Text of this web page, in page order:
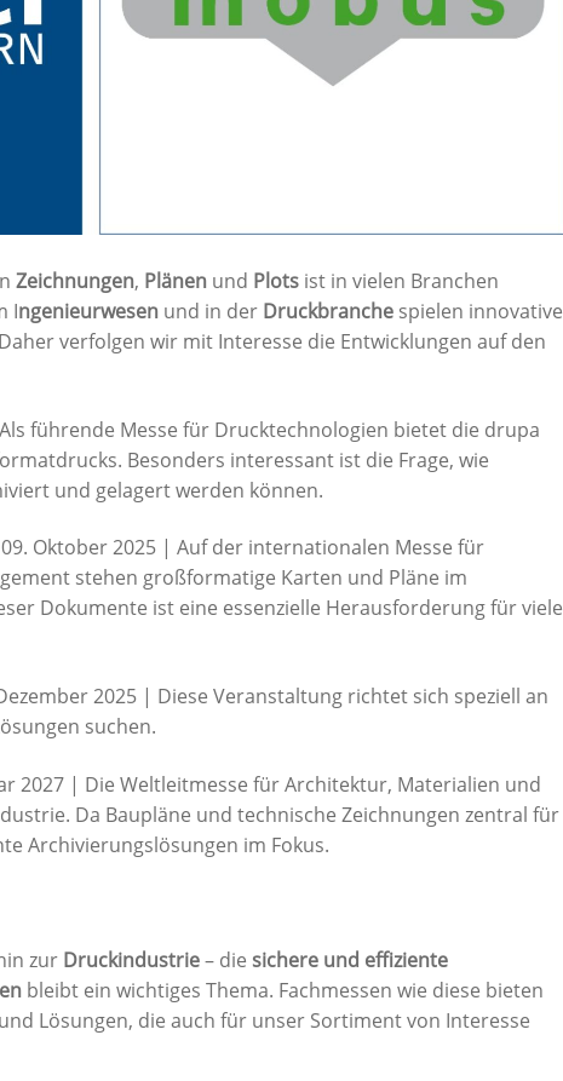
Zeichnungen, Plänen und Plots ist in vielen Branchen
Ingenieurwesen und in der Druckbranche spielen innovative
verfolgen wir mit Interesse die Entwicklungen auf den
führende Messe für Drucktechnologien bietet die drupa
Besonders interessant ist die Frage, wie
und gelagert werden können.
Oktober 2025 | Auf der internationalen Messe für
stehen großformatige Karten und Pläne im
Dokumente ist eine essenzielle Herausforderung für viele
2025 | Diese Veranstaltung richtet sich speziell an
suchen.
2027 | Die Weltleitmesse für Architektur, Materialien und
Da Baupläne und technische Zeichnungen zentral für
Archivierungslösungen im Fokus.
zur Druckindustrie– die sichere und effiziente
bleibt ein wichtiges Thema. Fachmessen wie diese bieten
Lösungen, die auch für unser Sortiment von Interesse